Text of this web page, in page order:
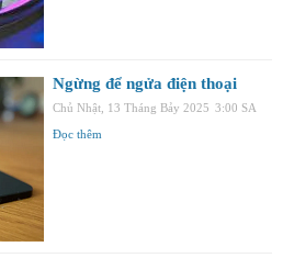
Ngừng để ngửa điện thoại
Chủ Nhật, 13 Tháng Bảy 2025 3:00 SA
Đọc thêm